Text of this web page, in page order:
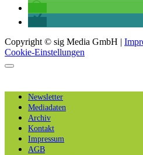
Copyright © sig Media GmbH |
Cookie-Einstellungen
Newsletter
Mediadaten
Archiv
Kontakt
Impressum
AGB